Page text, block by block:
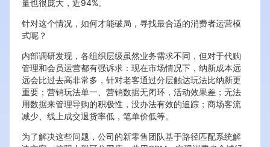
量也很庞大，近94%。
针对这个情况，如何才能破局，寻找最合适的消费者运营模
式呢？
内部调研发现，各组织层级虽然业务需求不同，但对于代购
管理和会员运营都有强诉求：现在市场情况下，纳新成本远
远会比过去高非常多，针对老客通过分层触达玩法比纳新更
重要；营销玩法单一、营销数据无闭环，活动效果差；无法
用数据来管理导购的积极性，没办法有效的追踪；商场客流
减少、线上成交退货率低，笔单价低等。
为了解决这些问题，公司的新零售团队基于路径匹配系统解